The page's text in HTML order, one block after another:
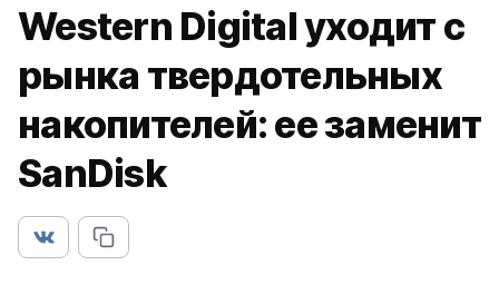
Western Digital уходит с
рынка твердотельных
накопителей: ее заменит
SanDisk